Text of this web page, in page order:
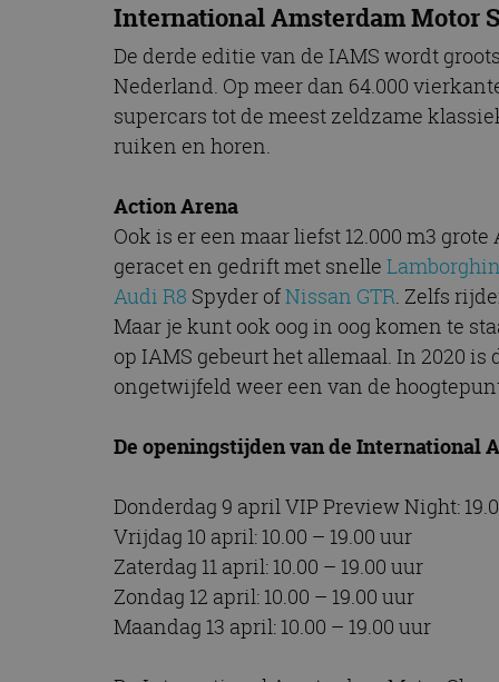
International Amsterdam Motor
De derde editie van de IAMS wordt
Nederland. Op meer dan 64.000
supercars tot de meest zeldzame
ruiken en horen.
Action Arena
Ook is er een maar liefst 12.000 m3
geracet en gedrift met snelle
Audi R8 Spyder ofNissan GTR . Zelfs
Maar je kunt ook oog in oog komen te
op IAMS gebeurt het allemaal. In 2020
ongetwijfeld weer een van de
De openingstijden van de International
Donderdag 9 april VIP Preview Night:
Vrijdag 10 april: 10.00 – 19.00 uur
Zaterdag 11 april: 10.00 – 19.00 uur
Zondag 12 april: 10.00 – 19.00 uur
Maandag 13 april: 10.00 – 19.00 uur
cf_clearance
Naam
_ga
Naam
Domein
_fbp
Meta
Inc.
_gcl_au
Google
IDE
Google
Naam
omx_consent